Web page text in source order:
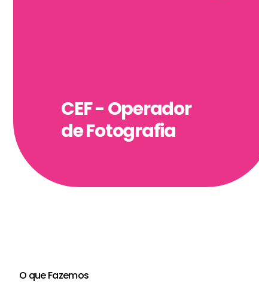
CEF - Operador
de Fotografia
O que Fazemos